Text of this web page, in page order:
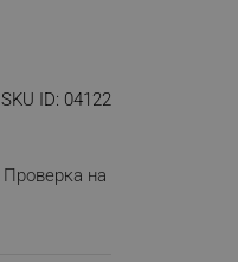
SKU ID: 04122
Проверка на